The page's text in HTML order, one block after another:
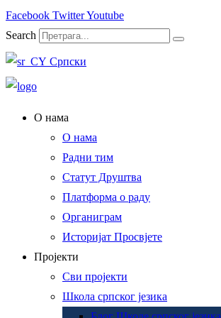
Facebook TwitterYoutube
Search
Српски
О нама
О нама
Радни тим
Статут Друштва
Платформа о раду
Органиграм
Историјат Просвјете
Пројекти
Сви пројекти
Школа српског језика